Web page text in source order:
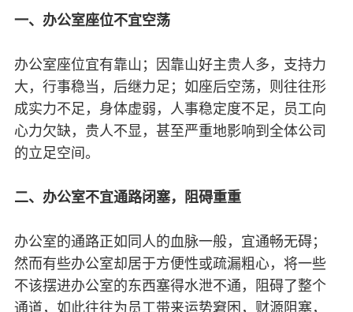
一、办公室座位不宜空荡
办公室座位宜有靠山；因靠山好主贵人多，支持力
大，行事稳当，后继力足；如座后空荡，则往往形
成实力不足，身体虚弱，人事稳定度不足，员工向
心力欠缺，贵人不显，甚至严重地影响到全体公司
的立足空间。
二、办公室不宜通路闭塞，阻碍重重
办公室的通路正如同人的血脉一般，宜通畅无碍；
然而有些办公室却居于方便性或疏漏粗心，将一些
不该摆进办公室的东西塞得水泄不通，阻碍了整个
通道，如此往往为员工带来运势窘困，财源阻塞，